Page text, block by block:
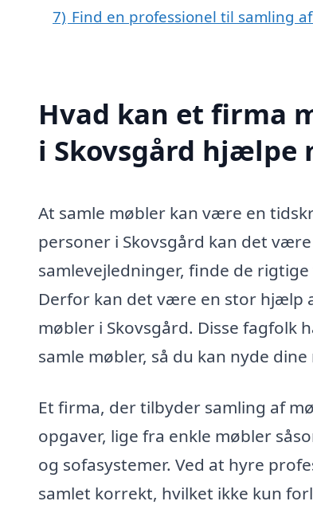
7) Find en professionel til samling
Hvad kan et firma
i Skovsgård hjælpe
At samle møbler kan være en
personer i Skovsgård kan det
samlevejledninger, finde de
Derfor kan det være en stor hjælp
møbler i Skovsgård. Disse fagfolk
samle møbler, så du kan nyde
Et firma, der tilbyder samling af
opgaver, lige fra enkle møbler
og sofasystemer. Ved at hyre
samlet korrekt, hvilket ikke kun